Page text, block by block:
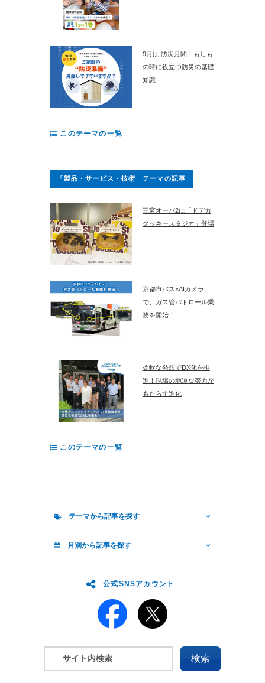
9月は 防災月間！もしも
の時に役立つ防災の基礎
知識
このテーマの一覧
「製品・サービス・技術」テーマの記事
三宮オーパ2に「ドデカ
クッキースタジオ」登場
京都市バス×AIカメラ
で、ガス管パトロール業
務を開始！
柔軟な発想でDX化を推
進！現場の地道な努力が
もたらす進化
このテーマの一覧
テーマから記事を探す
月別から記事を探す
公式SNSアカウント